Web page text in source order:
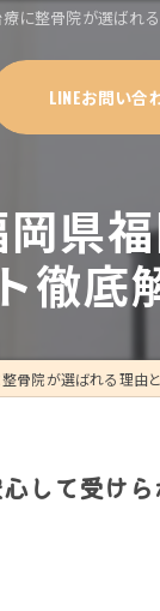
に整骨院が選ばれ
LINEお問い合
県
徹底
骨院が選ばれる理由
して受け